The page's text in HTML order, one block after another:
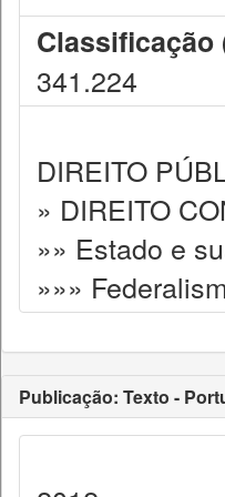
Classificação
341.224
DIREITO
» DIREITO
»» Estado e
»»»
Publicação: Texto -